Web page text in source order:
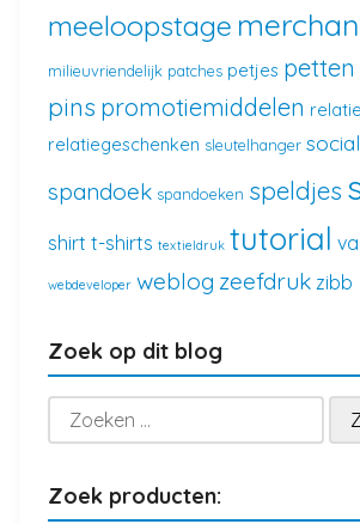
meeloopstage
milieuvriendelijk patches petjes petten
pins promotiemiddelen
relatiegeschenken sleutelhanger
spandoek spandoeken speldjes
shirt t-shirts textieldruk tutorial
webdeveloper weblog zeefdruk zibb
Zoek op dit blog
Zoeken
naar:
Zoek producten: